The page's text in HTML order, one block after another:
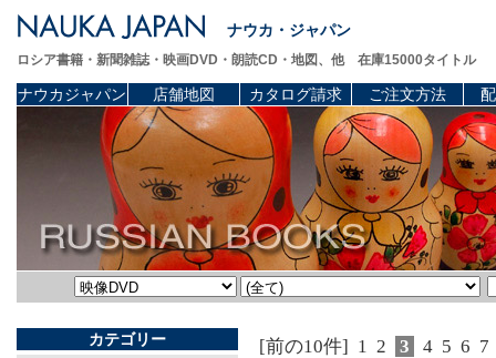
ナウカ・ジャパン
ロシア書籍・新聞雑誌・映画DVD・朗読CD・地図、他 在庫15000タイトル
ナウカジャパン 店舗地図 カタログ請求 ご注文方法
カテゴリー [前の10件] 1 2 3 4 5 6 7